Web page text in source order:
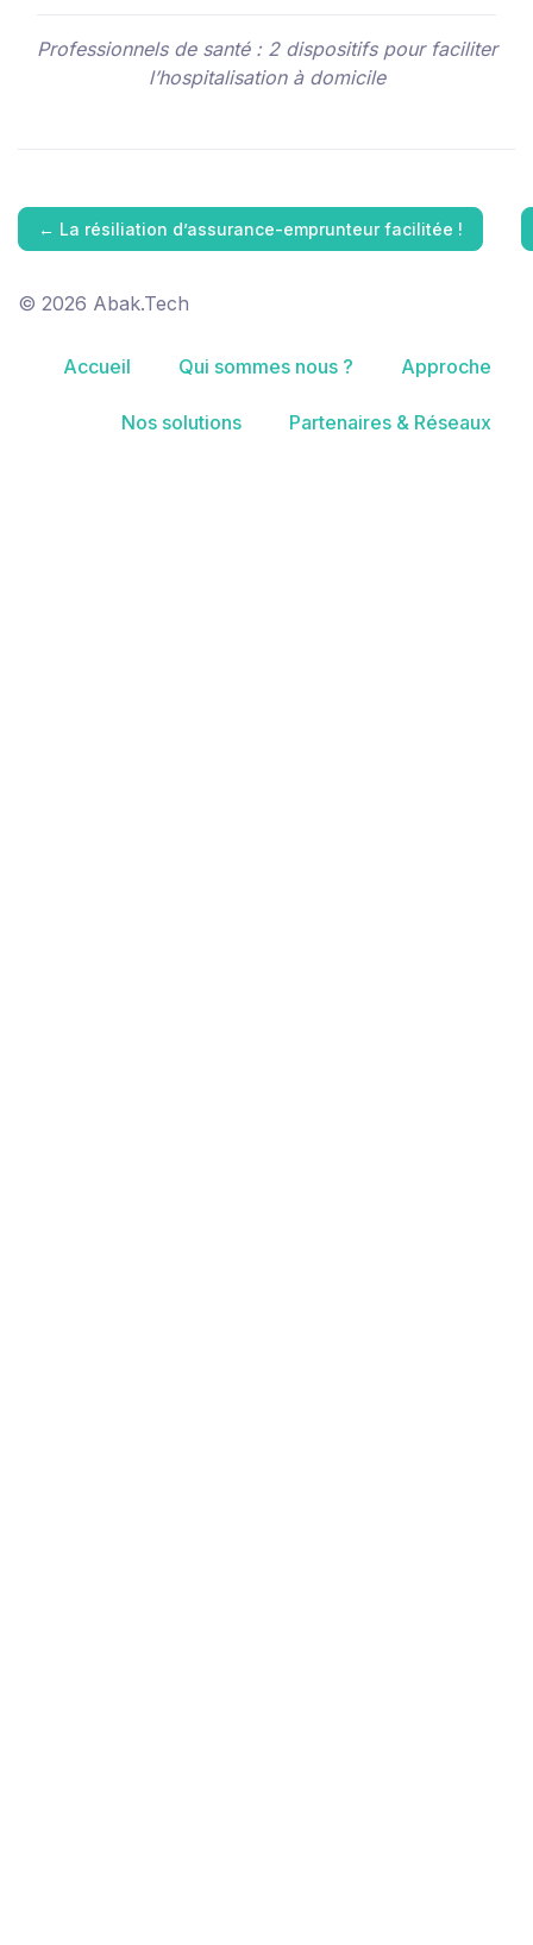
Professionnels de santé : 2 dispositifs pour faciliter
l’hospitalisation à domicile
← La résiliation d’assurance-emprunteur facilitée !
© 2026 Abak.Tech
Accueil Qui sommes nous ? Approche
Nos solutions Partenaires & Réseaux